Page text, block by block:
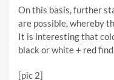
On this basis, further
are possible, whereby
It is interesting that
black or white + red
[pic 2]